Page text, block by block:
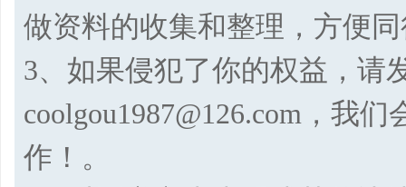
做资料的收集和整理，方便
3、如果侵犯了你的权益，请
coolgou1987@126.com，我
作！。